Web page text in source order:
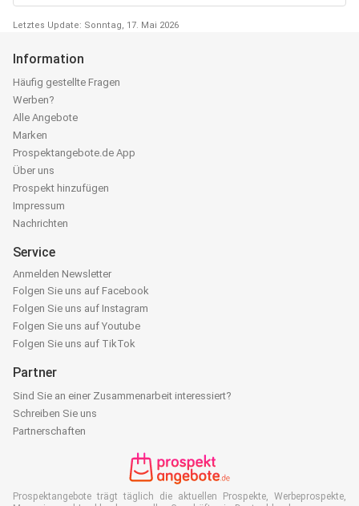
Letztes Update: Sonntag, 17. Mai 2026
Information
Häufig gestellte Fragen
Werben?
Alle Angebote
Marken
Prospektangebote.de App
Über uns
Prospekt hinzufügen
Impressum
Nachrichten
Service
Anmelden Newsletter
Folgen Sie uns auf Facebook
Folgen Sie uns auf Instagram
Folgen Sie uns auf Youtube
Folgen Sie uns auf TikTok
Partner
Sind Sie an einer Zusammenarbeit interessiert?
Schreiben Sie uns
Partnerschaften
Prospektangebote trägt täglich die aktuellen Prospekte, Werbeprospekte,